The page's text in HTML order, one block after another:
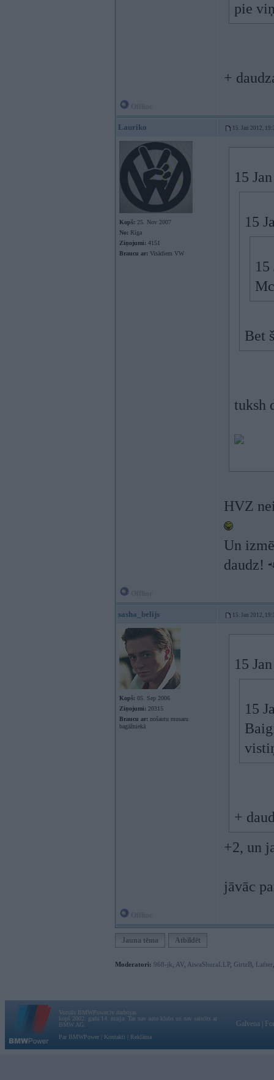
pie
+
Lauriko 15. Jan 2012,
Kopš: 25. Nov 2007
No: Rīga
Ziņojumi: 4151
Braucu ar: Visādiem VW
15
15
Bet
tuksh
HVZ
Un
daudz!
sasha_belijs 15. Jan 2012,
Kopš: 05. Sep 2006
Ziņojumi: 20315
Braucu ar: nošautu musaru
bagāžniekā
15
15
+
+2, un
jāvāc
Jauna tēma Atbildēt
Moderatori: 968-jk AV AiwaShuraLLP, GirtzB Lafter
Vortāls BMWPower.lv darbojas
kopš 2002. gada 14. maija. Tas nav auto klubs un nav saistīts ar
BMW AG.
Par BMWPower
Kontakti Reklāma
Galvena